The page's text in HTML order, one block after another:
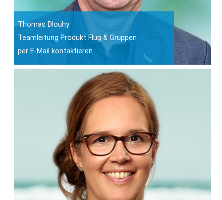
Thomas Dlouhy
Teamleitung Produkt Flug & Gruppen
per E-Mail kontaktieren